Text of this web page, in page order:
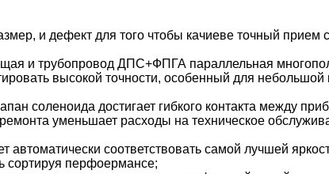
и дефект для того чтобы качиеве точный прием
и трубопровод ДПС+ФПГА параллельная
высокой точности, особенный для небольшой
соленоида достигает гибкого контакта между
уменьшает расходы на техническое
соответствовать самой лучшей
сортируя перфоермансе;